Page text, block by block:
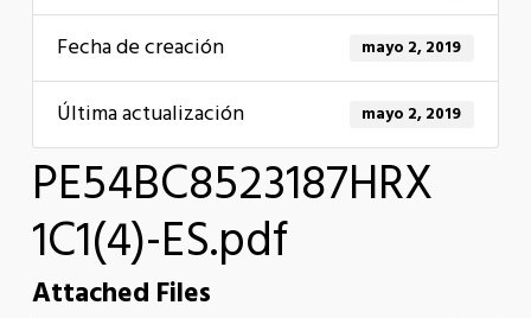
Fecha de creación mayo 2, 2019
Última actualización mayo 2, 2019
PE54BC8523187HRX
1C1(4)-ES.pdf
Attached Files